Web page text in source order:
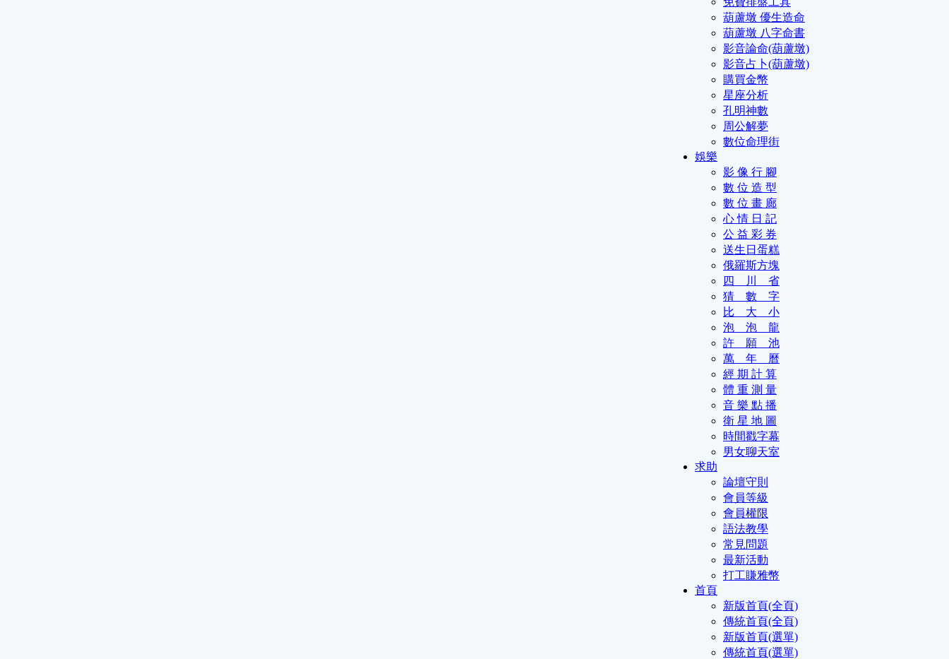
葫蘆墩 優生造命
葫蘆墩 八字命書
影音論命(葫蘆墩)
影音占卜(葫蘆墩)
購買金幣
星座分析
孔明神數
周公解夢
數位命理街
娛樂
影 像 行 腳
數 位 造 型
數 位 畫 廊
心 情 日 記
公 益 彩 券
送生日蛋糕
俄羅斯方塊
四 川 省
猜 數 字
比 大 小
泡 泡 龍
許 願 池
萬 年 曆
經 期 計 算
體 重 測 量
音 樂 點 播
衛 星 地 圖
時間戳字幕
男女聊天室
求助
論壇守則
會員等級
會員權限
語法教學
常見問題
最新活動
打工賺雅幣
首頁
新版首頁(全頁)
傳統首頁(全頁)
新版首頁(選單)
傳統首頁(選單)